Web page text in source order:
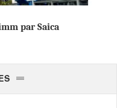
par Saica